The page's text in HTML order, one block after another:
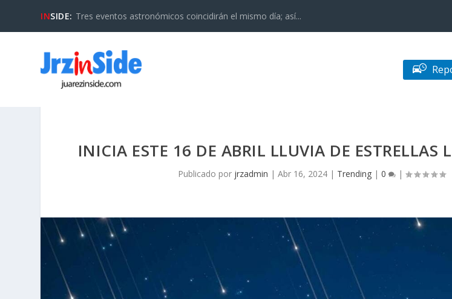
INSIDE: Tres eventos astronómicos coincidirán el mismo día; así...
INICIA ESTE 16 DE ABRIL LLUVIA DE ESTRELLAS
Publicado por jrzadmin | Abr 16, 2024| Trending| 0 |